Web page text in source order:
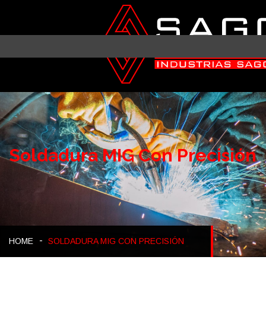
Soldadura MIG Con Precisión
HOME SOLDADURA MIG CON PRECISIÓN